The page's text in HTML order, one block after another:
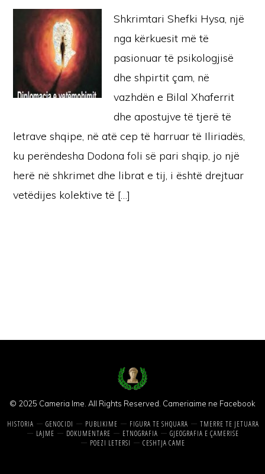
Shkrimtari Shefki Hysa, një
nga kërkuesit më të
pasionuar të psikologjisë
dhe shpirtit çam, në
vazhdën e Bilal Xhaferrit
dhe apostujve të tjerë të
letrave shqipe, në atë cep të harruar të Iliriadës,
ku perëndesha Dodona foli së pari shqip, jo një
herë në shkrimet dhe librat e tij, i është drejtuar
vetëdijes kolektive të […]
© 2025 Cameria Ime. All Rights Reserved. Cameriaime ne Facebook
HISTORIA GENOCIDI PUBLIKIME FIGURA TE SHQUARA
TMERRE TE JETUARA
LAJME
DOKUMENTARE ETNOGRAFIA
GJEOGRAFIA E ÇAMERISE
POEZI LETERSI
CESHTJA CAME